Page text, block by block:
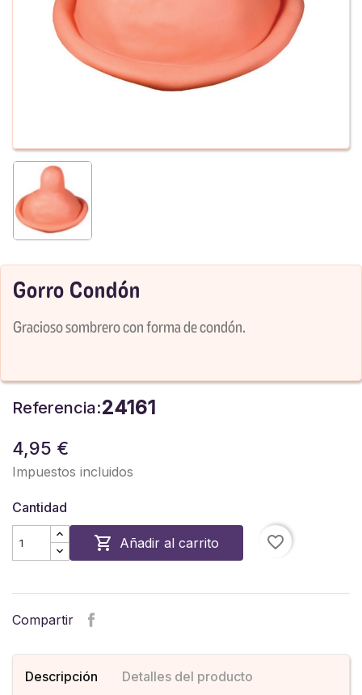
Gorro Condón
Gracioso sombrero con forma de condón.
Referencia:24161
4,95 €
Impuestos incluidos
Cantidad
 Añadir al carrito favorite_border
Compartir
Descripción Detalles del producto